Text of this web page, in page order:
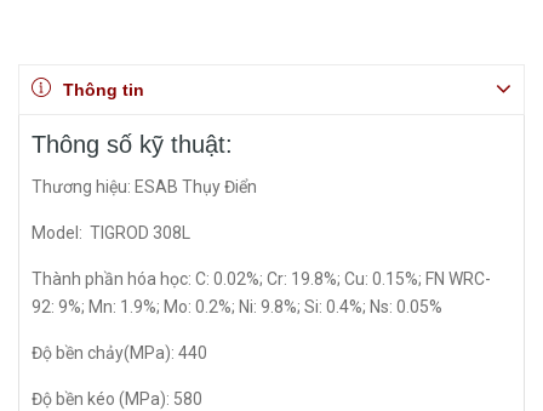
Thông tin
Thông số kỹ thuật:
Thương hiệu: ESAB Thụy Điển
Model: TIGROD 308L
Thành phần hóa học: C: 0.02%; Cr: 19.8%; Cu: 0.15%; FN WRC-
92: 9%; Mn: 1.9%; Mo: 0.2%; Ni: 9.8%; Si: 0.4%; Ns: 0.05%
Độ bền chảy(MPa): 440
Độ bền kéo (MPa): 580